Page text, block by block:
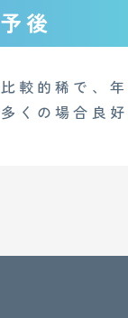
後
較的稀で、
くの場合良